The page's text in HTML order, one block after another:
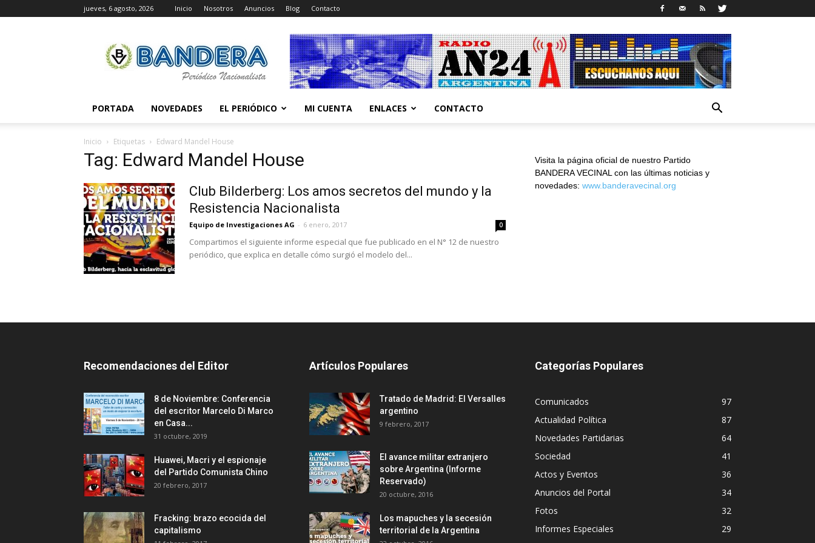
jueves, 6 agosto, 2026 Inicio Nosotros Anuncios Blog Contacto
Bandera
PORTADA NOVEDADES EL PERIÓDICO MI CUENTA ENLACES CONTACTO
Inicio Etiquetas Edward Mandel House
Tag: Edward Mandel House
Club Bilderberg: Los amos secretos del mundo y la
Resistencia Nacionalista
Equipo de Investigaciones AG - 6 enero, 2017 0
Compartimos el siguiente informe especial que fue publicado en el N° 12 de nuestro
periódico, que explica en detalle cómo surgió el modelo del...
Visita la página oficial de nuestro Partido
BANDERA VECINAL con las últimas noticias y
novedades: www.banderavecinal.org
Recomendaciones del Editor
8 de Noviembre: Conferencia
del escritor Marcelo Di Marco
en Casa...
31 octubre, 2019
Huawei, Macri y el espionaje
del Partido Comunista Chino
20 febrero, 2017
Fracking: brazo ecocida del
capitalismo
Artículos Populares
Tratado de Madrid: El Versalles
argentino
9 febrero, 2017
El avance militar extranjero
sobre Argentina (Informe
Reservado)
20 octubre, 2016
Los mapuches y la secesión
territorial de la Argentina
Categorías Populares
Comunicados
97
Actualidad Política
87
Novedades Partidarias
64
Sociedad
41
Actos y Eventos
36
Anuncios del Portal
34
Fotos
32
Informes Especiales
29